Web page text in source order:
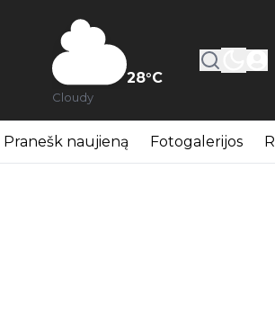
28°C
Cloudy
Pranešk naujieną Fotogalerijos